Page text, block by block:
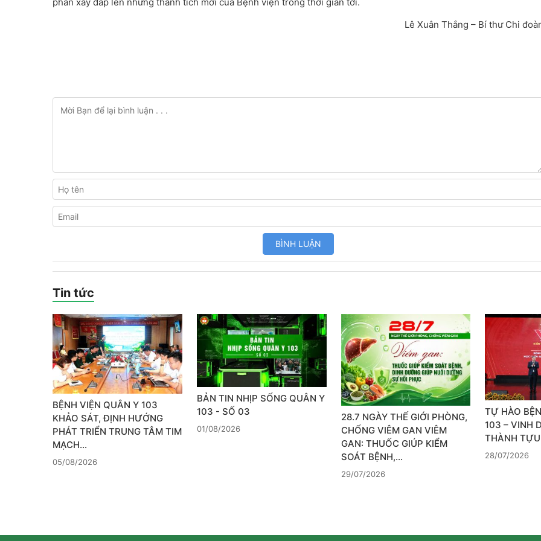
Lê Xuân Thắng – Bí thư Chi
Tin tức
BỆNH VIỆN QUÂN Y 103
KHẢO SÁT, ĐỊNH HƯỚNG
PHÁT TRIỂN TRUNG TÂM TIM
MẠCH…
05/08/2026
BẢN TIN NHỊP SỐNG QUÂN Y
103 - SỐ 03
01/08/2026
28.7 NGÀY THẾ GIỚI PHÒNG,
CHỐNG VIÊM GAN VIÊM
GAN: THUỐC GIÚP KIỂM
SOÁT BỆNH,…
29/07/2026
TỰ HÀO
103 – VINH
THÀNH
28/07/2026